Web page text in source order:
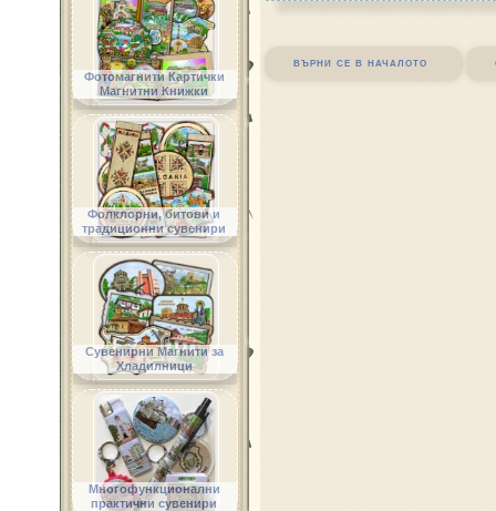
върни се в началото
Фотомагнити Картички
Магнитни Книжки
Фолклорни, битови и
традиционни сувенири
Сувенирни Магнити за
Хладилници
Многофункционални
практични сувенири